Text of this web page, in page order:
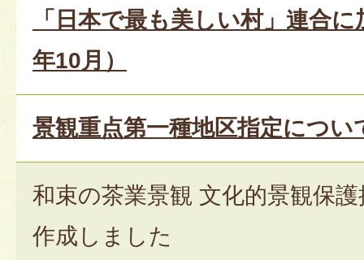
「日本で最も美しい村」連合
年10月）
景観重点第一種地区指定につい
和束の茶業景観 文化的景観保
作成しました